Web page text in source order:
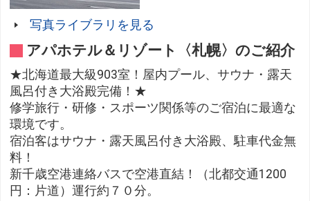
写真ライブラリを見る
アパホテル＆リゾート〈札幌〉のご紹介
★北海道最大級903室！屋内プール、サウナ・露天
風呂付き大浴殿完備！★
修学旅行・研修・スポーツ関係等のご宿泊に最適な
環境です。
宿泊客はサウナ・露天風呂付き大浴殿、駐車代金無
料！
新千歳空港連絡バスで空港直結！（北都交通1200
円：片道）運行約７０分。